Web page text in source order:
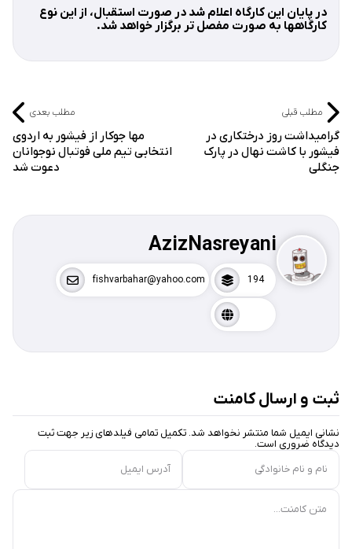
در پایان این کارگاه اعلام شد در صورت استقبال، از این نوع
کارگاهها به صورت مفصل تر برگزار خواهد شد.
مطلب قبلی
گرامیداشت روز درختکاری در
فیشور با کاشت نهال در پارک
جنگلی
مطلب بعدی
مها جوکار از فیشور به اردوی
انتخابی تیم ملی فوتبال نوجوانان
دعوت شد
AzizNasreyani
194
fishvarbahar@yahoo.com
ثبت و ارسال کامنت
نشانی ایمیل شما منتشر نخواهد شد. تکمیل تمامی فیلد‌های زیر جهت ثبت
دیدگاه ضروری است.
نام و نام خانوادگی
آدرس ایمیل
متن کامنت...